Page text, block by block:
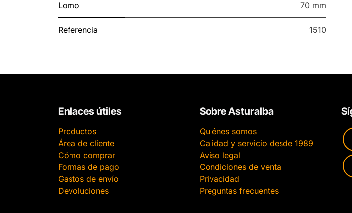
Lomo 70 mm
Referencia 1510
Enlaces útiles
Productos
Área de cliente
Cómo comprar
Formas de pago
Gastos de envío
Devoluciones
Sobre Asturalba
Quiénes somos
Calidad y servicio desde 1989
Aviso legal
Condiciones de venta
Privacidad
Preguntas frecuentes